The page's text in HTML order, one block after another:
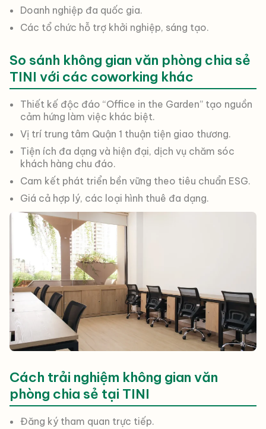
Doanh nghiệp đa quốc gia.
Các tổ chức hỗ trợ khởi nghiệp, sáng tạo.
So sánh không gian văn phòng chia sẻ
TINI với các coworking khác
Thiết kế độc đáo “Office in the Garden” tạo nguồn
cảm hứng làm việc khác biệt.
Vị trí trung tâm Quận 1 thuận tiện giao thương.
Tiện ích đa dạng và hiện đại, dịch vụ chăm sóc
khách hàng chu đáo.
Cam kết phát triển bền vững theo tiêu chuẩn ESG.
Giá cả hợp lý, các loại hình thuê đa dạng.
Cách trải nghiệm không gian văn
phòng chia sẻ tại TINI
Đăng ký tham quan trực tiếp.